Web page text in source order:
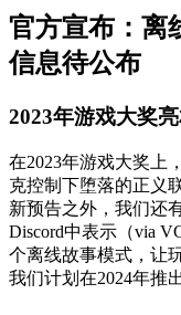
官方宣布：离
信息待公布
2023年游戏大奖
在2023年游戏大奖上
克控制下堕落的正义
新预告之外，我们还
Discord中表示（via
个离线故事模式，让
我们计划在2024年推